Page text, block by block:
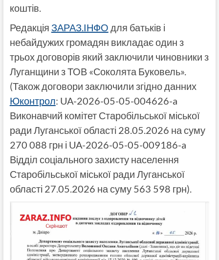
коштів.
Редакція ЗАРАЗ.ІНФО для батьків і
небайдужих громадян викладає один з
трьох договорів який заключили чиновники з
Луганщини з ТОВ «Соколята Буковель».
(Також договори заключили згідно данних
Юконтрол: UA-2026-05-05-004626-a
Виконавчий комітет Старобільської міської
ради Луганської області 28.05.2026 на суму
270 088 грн і UA-2026-05-05-009186-a
Відділ соціального захисту населення
Старобільської міської ради Луганської
області 27.05.2026 на суму 563 598 грн).